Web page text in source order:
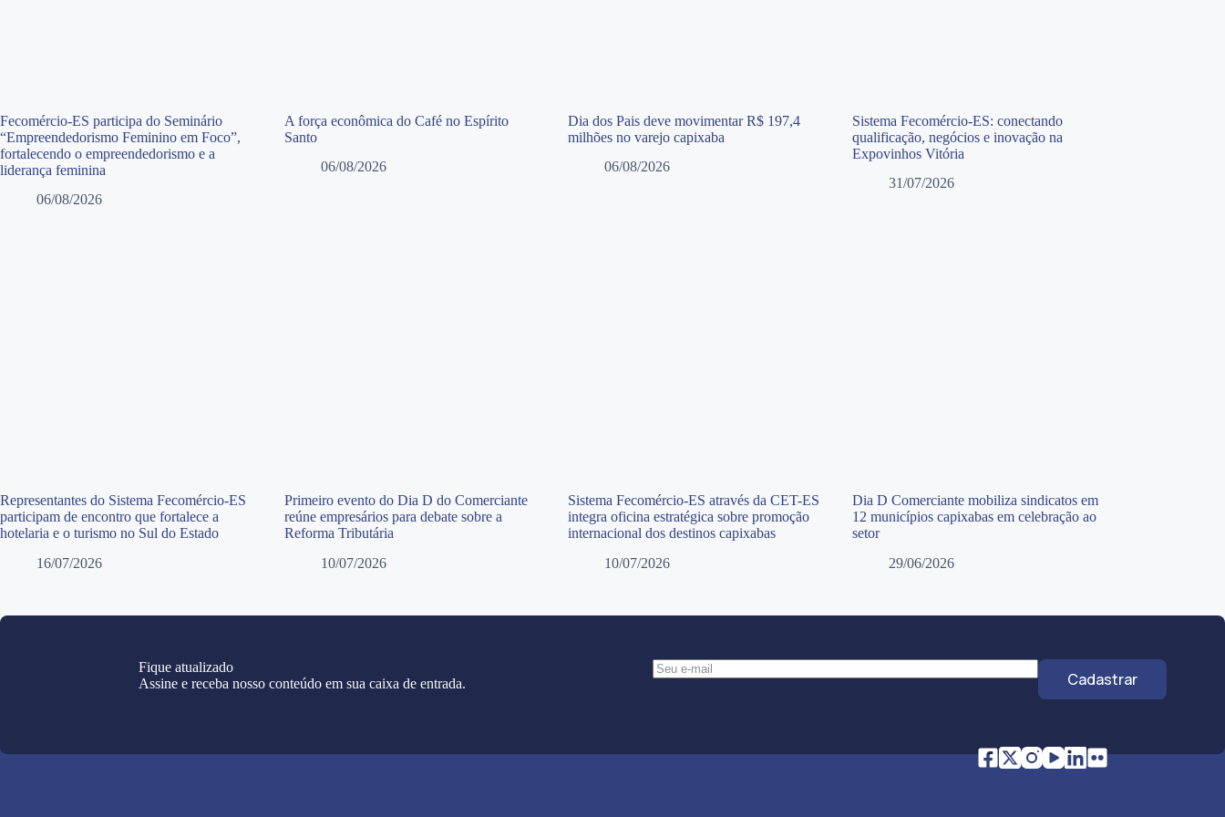
Fecomércio-ES participa do Seminário
“Empreendedorismo Feminino em Foco”,
fortalecendo o empreendedorismo e a
liderança feminina
06/08/2026
A força econômica do Café no Espírito
Santo
06/08/2026
Dia dos Pais deve movimentar R$ 197,4
milhões no varejo capixaba
06/08/2026
Sistema Fecomércio-ES: conectando
qualificação, negócios e inovação na
Expovinhos Vitória
31/07/2026
Representantes do Sistema Fecomércio-ES
participam de encontro que fortalece a
hotelaria e o turismo no Sul do Estado
16/07/2026
Primeiro evento do Dia D do Comerciante
reúne empresários para debate sobre a
Reforma Tributária
10/07/2026
Sistema Fecomércio-ES através da CET-ES
integra oficina estratégica sobre promoção
internacional dos destinos capixabas
10/07/2026
Dia D Comerciante mobiliza sindicatos em
12 municípios capixabas em celebração ao
setor
29/06/2026
Fique atualizado
Assine e receba nosso conteúdo em sua caixa de entrada.
Cadastrar